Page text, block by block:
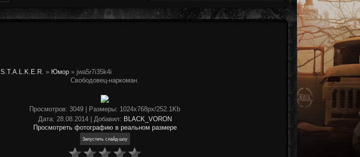
S.T.A.L.K.E.R. » Юмор » jwa5r7i35k4i
Свободовец-наркоман.
Просмотров: 3049 | Размеры: 1024x768px/252.1Kb
Дата: 28.08.2014 | Добавил: BLACK_VORON
Просмотреть фотографию в реальном размере